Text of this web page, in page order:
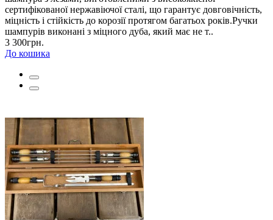
сертифікованої нержавіючої сталі, що гарантує довговічність,
міцність і стійкість до корозії протягом багатьох років.Ручки
шампурів виконані з міцного дуба, який має не т..
3 300грн.
До кошика